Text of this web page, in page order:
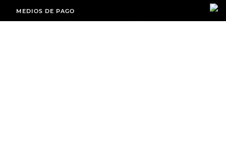
MEDIOS DE PAGO